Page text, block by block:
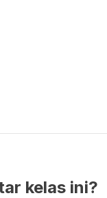
kelas ini?